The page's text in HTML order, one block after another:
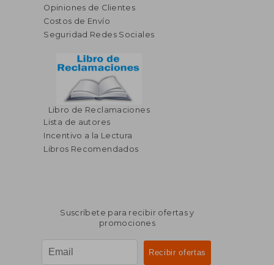
Opiniones de Clientes
Costos de Envío
Seguridad Redes Sociales
Libro de Reclamaciones
Lista de autores
Incentivo a la Lectura
Libros Recomendados
Suscríbete para recibir ofertas y
promociones